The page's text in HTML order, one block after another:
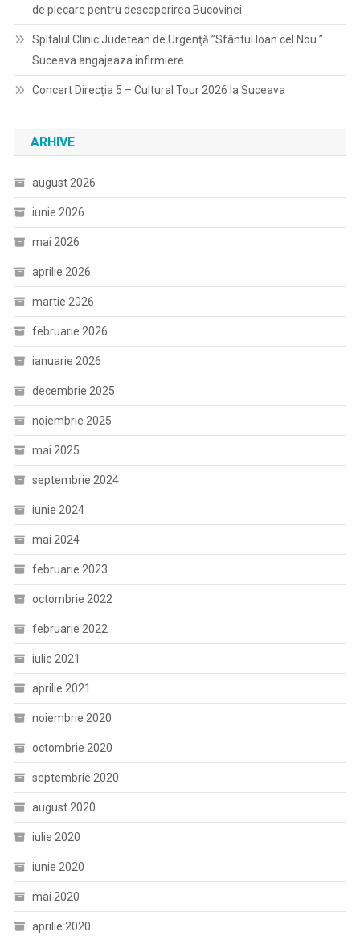
de plecare pentru descoperirea Bucovinei
Spitalul Clinic Judetean de Urgenţă ”Sfântul Ioan cel Nou ”
Suceava angajeaza infirmiere
Concert Direcția 5 – Cultural Tour 2026 la Suceava
ARHIVE
august 2026
iunie 2026
mai 2026
aprilie 2026
martie 2026
februarie 2026
ianuarie 2026
decembrie 2025
noiembrie 2025
mai 2025
septembrie 2024
iunie 2024
mai 2024
februarie 2023
octombrie 2022
februarie 2022
iulie 2021
aprilie 2021
noiembrie 2020
octombrie 2020
septembrie 2020
august 2020
iulie 2020
iunie 2020
mai 2020
aprilie 2020